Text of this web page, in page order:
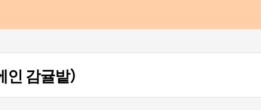
감귤밭）